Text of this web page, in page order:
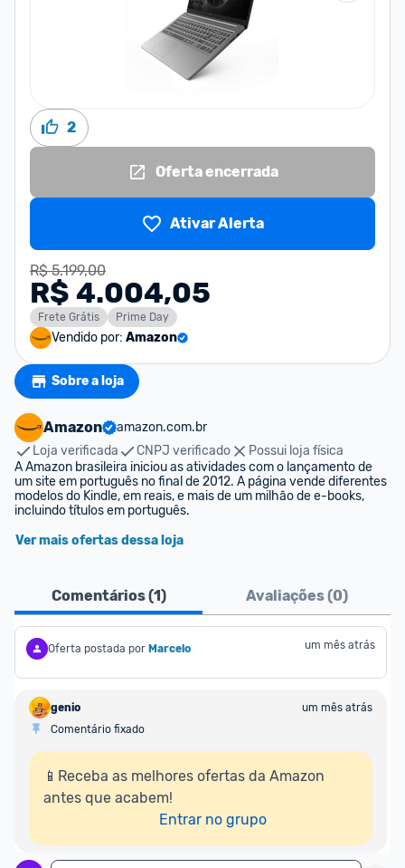
2
Oferta encerrada
Ativar Alerta
R$ 5.199,00
R$ 4.004,05
Frete Grátis Prime Day
Vendido por: Amazon
Sobre a loja
Amazon
amazon.com.br
Loja verificada
CNPJ verificado
Possui loja física
A Amazon brasileira iniciou as atividades com o lançamento de
um site em português no final de 2012. A página vende diferentes
modelos do Kindle, em reais, e mais de um milhão de e-books,
incluindo títulos em português.
Ver mais ofertas dessa loja
Comentários (1) Avaliações (0)
Oferta postada por Marcelo um mês atrás
genio
um mês atrás
Comentário fixado
📱Receba as melhores ofertas da Amazon
antes que acabem!
Entrar no grupo